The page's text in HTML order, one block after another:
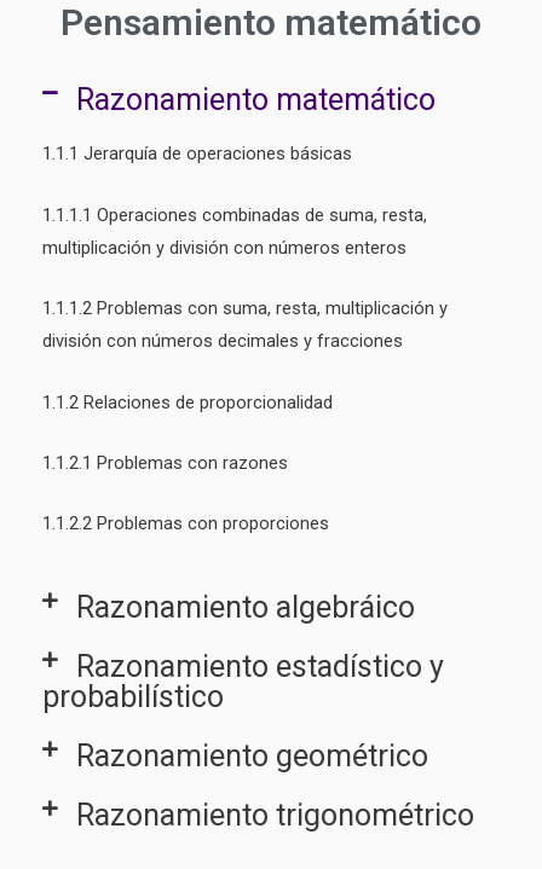
Pensamiento matemático
Razonamiento matemático
1.1.1 Jerarquía de operaciones básicas
1.1.1.1 Operaciones combinadas de suma, resta,
multiplicación y división con números enteros
1.1.1.2 Problemas con suma, resta, multiplicación y
división con números decimales y fracciones
1.1.2 Relaciones de proporcionalidad
1.1.2.1 Problemas con razones
1.1.2.2 Problemas con proporciones
Razonamiento algebráico
Razonamiento estadístico y
probabilístico
Razonamiento geométrico
Razonamiento trigonométrico